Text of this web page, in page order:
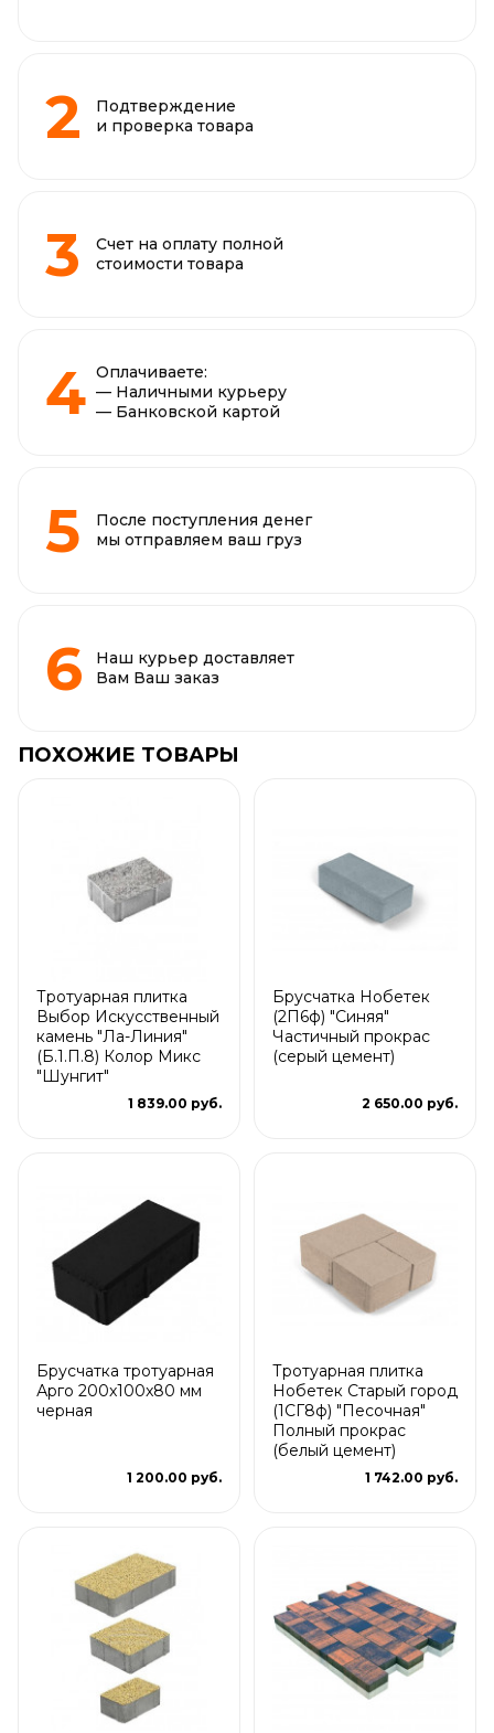
Подтверждение
и проверка товара
Счет на оплату полной
стоимости товара
Оплачиваете:
— Наличными курьеру
— Банковской картой
После поступления денег
мы отправляем ваш груз
Наш курьер доставляет
Вам Ваш заказ
ПОХОЖИЕ ТОВАРЫ
Тротуарная плитка
Выбор Искусственный
камень "Ла-Линия"
(Б.1.П.8) Колор Микс
"Шунгит"
1 839.00 руб.
Брусчатка Нобетек
(2П6ф) "Синяя"
Частичный прокрас
(серый цемент)
2 650.00 руб.
Брусчатка тротуарная
Арго 200x100x80 мм
черная
1 200.00 руб.
Тротуарная плитка
Нобетек Старый город
(1СГ8ф) "Песочная"
Полный прокрас
(белый цемент)
1 742.00 руб.